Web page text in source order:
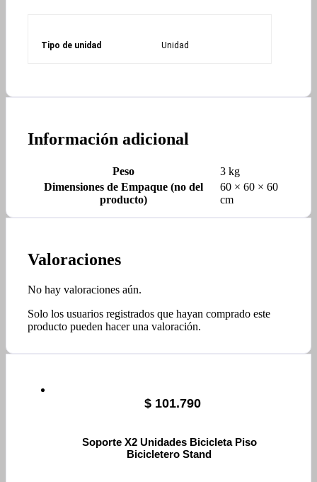
Tipo de unidad Unidad
Información adicional
Peso
3 kg
Dimensiones de Empaque (no del
producto)
60 × 60 × 60
cm
Valoraciones
No hay valoraciones aún.
Solo los usuarios registrados que hayan comprado este
producto pueden hacer una valoración.
$ 101.790
Soporte X2 Unidades Bicicleta Piso
Bicicletero Stand